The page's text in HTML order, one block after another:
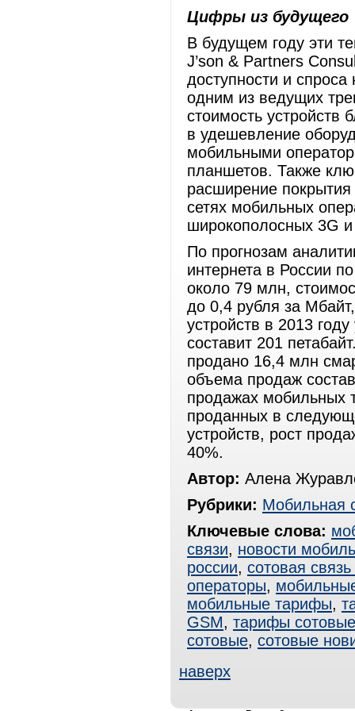
Цифры из будущего
В будущем году эти
J’son & Partners
доступности и спроса
одним из ведущих
стоимость устройств
в удешевление
мобильными
планшетов. Также
расширение покрытия
сетях мобильных
широкополосных 3G и
По прогнозам
интернета в России
около 79 млн,
до 0,4 рубля за
устройств в 2013
составит 201
продано 16,4 млн
объема продаж
продажах мобильных
проданных в
устройств, рост
40%.
Автор: Алена
Рубрики: Мобильная
Ключевые слова:
связи, новости
россии, сотовая
операторы,
мобильные тарифы,
GSM, тарифы сотовые
сотовые, сотовые
наверх